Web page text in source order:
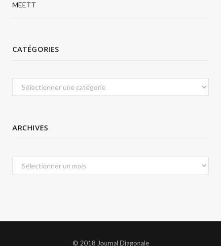
MEETT
CATÉGORIES
Catégories
ARCHIVES
Archives
© 2018 Journal Diagonale